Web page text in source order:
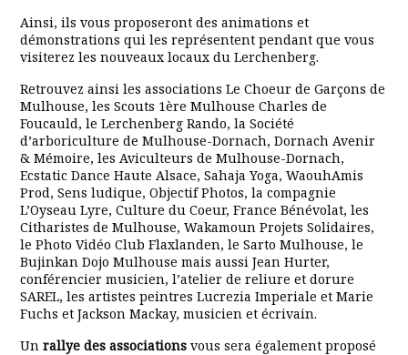
Ainsi, ils vous proposeront des animations et
démonstrations qui les représentent pendant que vous
visiterez les nouveaux locaux du Lerchenberg.
Retrouvez ainsi les associations Le Choeur de Garçons de
Mulhouse, les Scouts 1ère Mulhouse Charles de
Foucauld, le Lerchenberg Rando, la Société
d’arboriculture de Mulhouse-Dornach, Dornach Avenir
& Mémoire, les Aviculteurs de Mulhouse-Dornach,
Ecstatic Dance Haute Alsace, Sahaja Yoga, WaouhAmis
Prod, Sens ludique, Objectif Photos, la compagnie
L’Oyseau Lyre, Culture du Coeur, France Bénévolat, les
Citharistes de Mulhouse, Wakamoun Projets Solidaires,
le Photo Vidéo Club Flaxlanden, le Sarto Mulhouse, le
Bujinkan Dojo Mulhouse mais aussi Jean Hurter,
conférencier musicien, l’atelier de reliure et dorure
SAREL, les artistes peintres Lucrezia Imperiale et Marie
Fuchs et Jackson Mackay, musicien et écrivain.
Un rallye des associations vous sera également proposé